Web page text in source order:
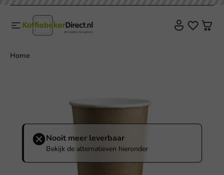
Home
Nooit meer leverbaar
Bekijk de alternatieven hieronder